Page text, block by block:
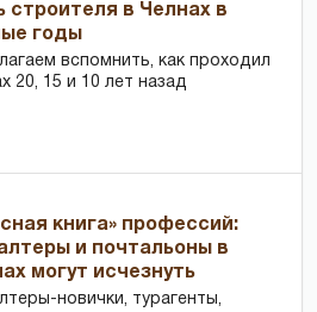
строителя в Челнах в
годы
вспомнить, как проходил
20, 15 и 10 лет назад
книга» профессий:
и почтальоны в
могут исчезнуть
новички, тур­агенты,